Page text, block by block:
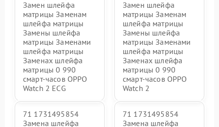
Замен шлейфа
матрицы Заменам
шлейфа матрицы
Замены шлейфа
матрицы Заменами
шлейфа матрицы
Заменах шлейфа
матрицы 0 990
смарт-часов OPPO
Watch 2 ECG
Замен шлейфа
матрицы Заменам
шлейфа матрицы
Замены шлейфа
матрицы Заменами
шлейфа матрицы
Заменах шлейфа
матрицы 0 990
смарт-часов OPPO
Watch 2
71 1731495854
Замена шлейфа
71 1731495854
Замена шлейфа